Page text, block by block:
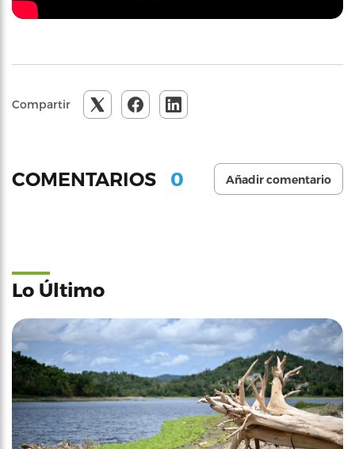
Compartir
COMENTARIOS 0 Añadir comentario
Lo Último